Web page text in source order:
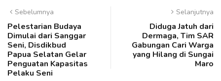
Sebelumnya
Pelestarian Budaya
Dimulai dari Sanggar
Seni, Disdikbud
Papua Selatan Gelar
Penguatan Kapasitas
Pelaku Seni
Selanjutnya
Diduga Jatuh dari
Dermaga, Tim SAR
Gabungan Cari Warga
yang Hilang di Sungai
Maro